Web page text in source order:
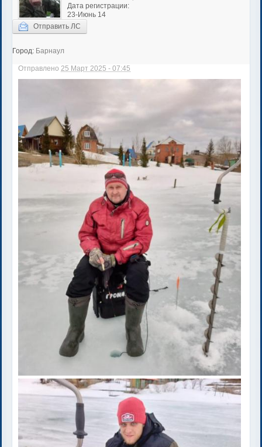
Дата регистрации:
23-Июнь 14
Отправить ЛС
Город: Барнаул
Отправлено 25 Март 2025 - 07:45